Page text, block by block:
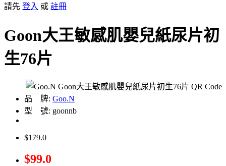
請先 登入 或 註冊
Goon大王敏感肌嬰兒紙尿片初
生76片
品 牌: Goo.N
型 號: goonnb
$179.0
$99.0